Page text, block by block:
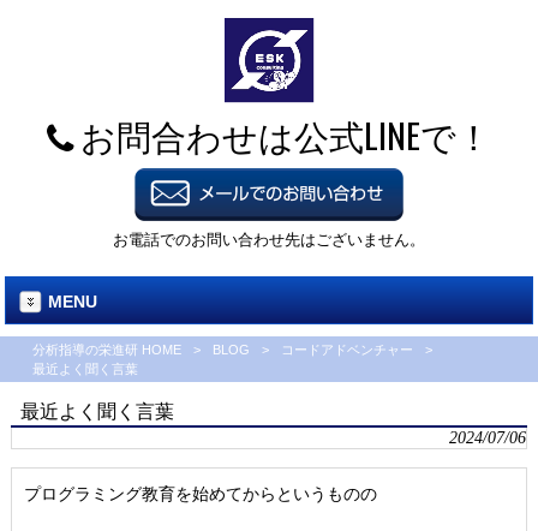
お問合わせは公式LINEで！
お電話でのお問い合わせ先はございません。
MENU
分析指導の栄進研 HOME > BLOG > コードアドベンチャー
>
最近よく聞く言葉
最近よく聞く言葉
2024/07/06
プログラミング教育を始めてからというものの